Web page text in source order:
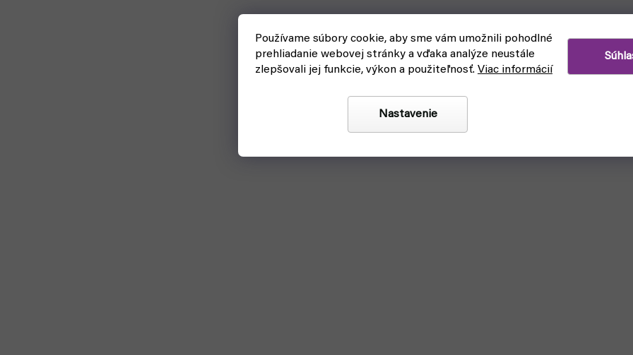
Používame súbory cookie, aby sme vám umožnili pohodlné
prehliadanie webovej stránky a vďaka analýze neustále
zlepšovali jej funkcie, výkon a použiteľnosť. Viac informácií
Nastavenie